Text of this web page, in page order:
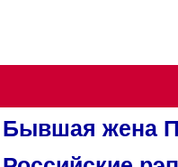
Бывшая жена